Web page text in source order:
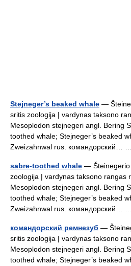
Stejneger’s beaked whale —
sritis zoologija | vardynas taksono
Mesoplodon stejnegeri angl. Bering
toothed whale; Stejneger’s beaked
Zweizahnwal rus. командорский…
sabre-toothed whale — Šteinegerio
zoologija | vardynas taksono rangas
Mesoplodon stejnegeri angl. Bering
toothed whale; Stejneger’s beaked
Zweizahnwal rus. командорский…
командорский ремнезуб —
sritis zoologija | vardynas taksono
Mesoplodon stejnegeri angl. Bering
toothed whale; Stejneger’s beaked